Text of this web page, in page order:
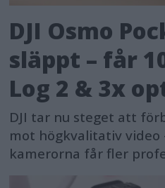
DJI Osmo
släppt – får
Log 2 & 3x
DJI tar nu steget att
mot högkvalitativ video
kamerorna får fler